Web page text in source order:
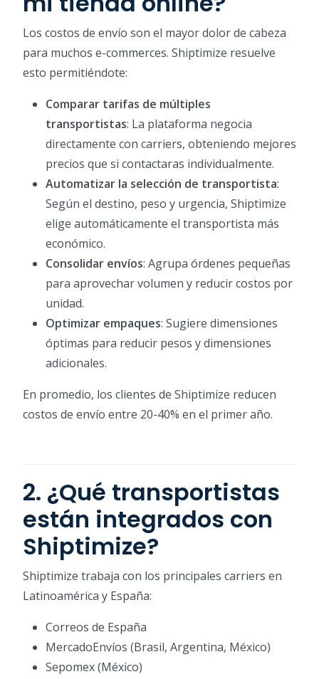
Los costos de envío son el mayor dolor de cabeza
para muchos e-commerces. Shiptimize resuelve
esto permitiéndote:
Comparar tarifas de múltiples
transportistas: La plataforma negocia
directamente con carriers, obteniendo mejores
precios que si contactaras individualmente.
Automatizar la selección de transportista:
Según el destino, peso y urgencia, Shiptimize
elige automáticamente el transportista más
económico.
Consolidar envíos: Agrupa órdenes pequeñas
para aprovechar volumen y reducir costos por
unidad.
Optimizar empaques: Sugiere dimensiones
óptimas para reducir pesos y dimensiones
adicionales.
En promedio, los clientes de Shiptimize reducen
costos de envío entre 20-40% en el primer año.
2. ¿Qué transportistas
están integrados con
Shiptimize?
Shiptimize trabaja con los principales carriers en
Latinoamérica y España:
Correos de España
MercadoEnvíos (Brasil, Argentina, México)
Sepomex (México)